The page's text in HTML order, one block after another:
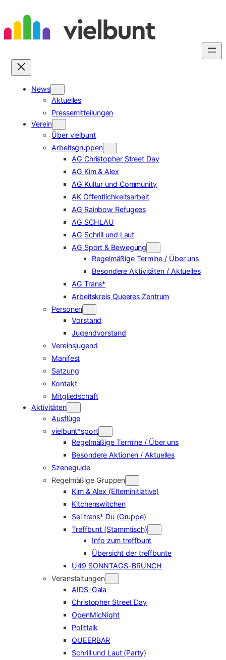
Inhalt
springen
News
Aktuelles
Pressemitteilungen
Verein
Über vielbunt
Arbeitsgruppen
AG Christopher Street Day
AG Kim & Alex
AG Kultur und Community
AK Öffentlichkeitsarbeit
AG Rainbow Refugees
AG SCHLAU
AG Schrill und Laut
AG Sport & Bewegung
Regelmäßige Termine / Über uns
Besondere Aktivitäten / Aktuelles
AG Trans*
Arbeitskreis Queeres Zentrum
Personen
Vorstand
Jugendvorstand
Vereinsjugend
Manifest
Satzung
Kontakt
Mitgliedschaft
Aktivitäten
Ausflüge
vielbunt*sport
Regelmäßige Termine / Über uns
Besondere Aktionen / Aktuelles
Szeneguide
Regelmäßige Gruppen
Kim & Alex (Elterninitiative)
Kitchenswitchen
Sei trans* Du (Gruppe)
Treffbunt (Stammtisch)
Info zum treffbunt
Übersicht der treffbunte
Ü49 SONNTAGS-BRUNCH
Veranstaltungen
AIDS-Gala
Christopher Street Day
OpenMicNight
Polittalk
QUEERBAR
Schrill und Laut (Party)